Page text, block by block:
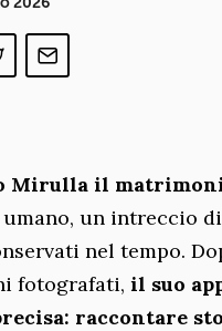
Mirulla il
un intreccio
nel tempo.
fotografati, il suo
raccontare